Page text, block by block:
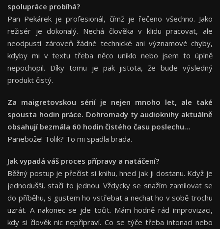
spolupráce probíhá?
Pan Pekárek je profesionál, čímž je řečeno všechno. Jako
režisér je dokonalý. Nechá člověka v klidu pracovat, ale
neodpustí zároveň žádné technické ani významové chyby,
kdyby mi v textu třeba něco uniklo nebo jsem to úplně
nepochopil. Díky tomu je pak jistota, že bude výsledný
produkt čistý.
Za maigretovskou sérií je nejen mnoho let, ale také
spousta hodin práce. Dohromady ty audioknihy aktuálně
obsahují bezmála 60 hodin čistého času poslechu…
Panebože! Tolik? To mi spadla brada.
Jak vypadá váš proces přípravy a natáčení?
Běžný postup je přečíst si knihu, hned jak ji dostanu. Když je
jednodušší, stačí to jednou. Vždycky se snažím zamilovat se
do příběhu, s gustem ho vstřebat a nechat ho v sobě trochu
uzrát. A nakonec se jde točit. Mám hodně rád improvizaci,
kdy si člověk nic nepřipraví. Co se týče třeba intonací nebo